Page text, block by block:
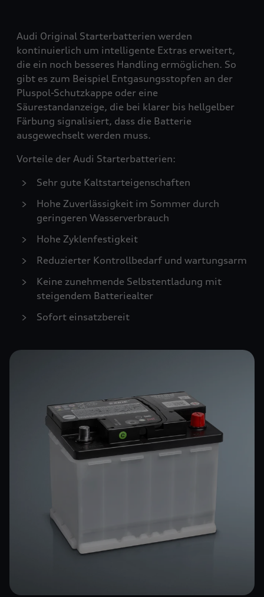
Audi Original Starterbatterien werden
kontinuierlich um intelligente Extras erweitert,
die ein noch besseres Handling ermöglichen. So
gibt es zum Beispiel Entgasungsstopfen an der
Pluspol-Schutzkappe oder eine
Säurestandanzeige, die bei klarer bis hellgelber
Färbung signalisiert, dass die Batterie
ausgewechselt werden muss.
Vorteile der Audi Starterbatterien:
Sehr gute Kaltstarteigenschaften
Hohe Zuverlässigkeit im Sommer durch
geringeren Wasserverbrauch
Hohe Zyklenfestigkeit
Reduzierter Kontrollbedarf und wartungsarm
Keine zunehmende Selbstentladung mit
steigendem Batteriealter
Sofort einsatzbereit